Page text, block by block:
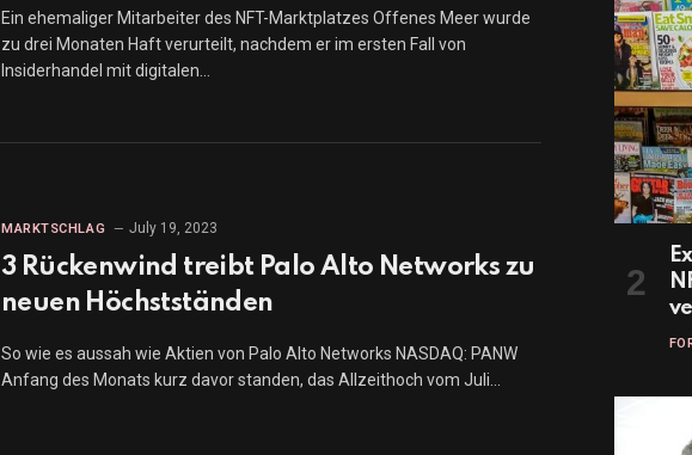
Ein ehemaliger Mitarbeiter des NFT-Marktplatzes Offenes Meer wurde
zu drei Monaten Haft verurteilt, nachdem er im ersten Fall von
Insiderhandel mit digitalen…
MARKTSCHLAG July 19, 2023
3 Rückenwind treibt Palo Alto Networks zu
neuen Höchstständen
So wie es aussah wie Aktien von Palo Alto Networks NASDAQ: PANW
Anfang des Monats kurz davor standen, das Allzeithoch vom Juli…